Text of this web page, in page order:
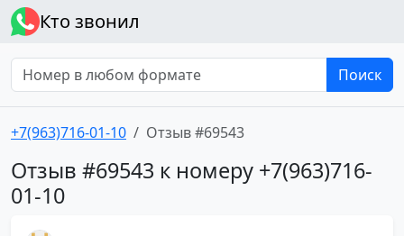
Кто звонил
Поиск
+7(963)716-01-10 Отзыв #69543
Отзыв #69543 к номеру +7(963)716-
01-10